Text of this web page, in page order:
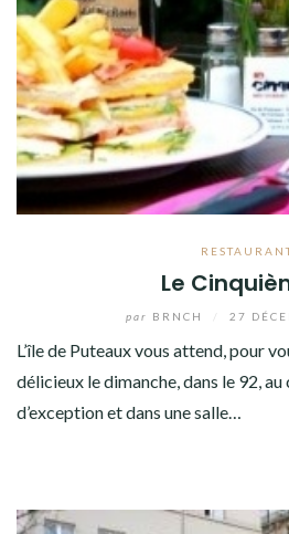
Le
par BRNCH 27
L’île de Puteaux vous attend, pour
délicieux le dimanche, dans le 92, au
d’exception et dans une salle…